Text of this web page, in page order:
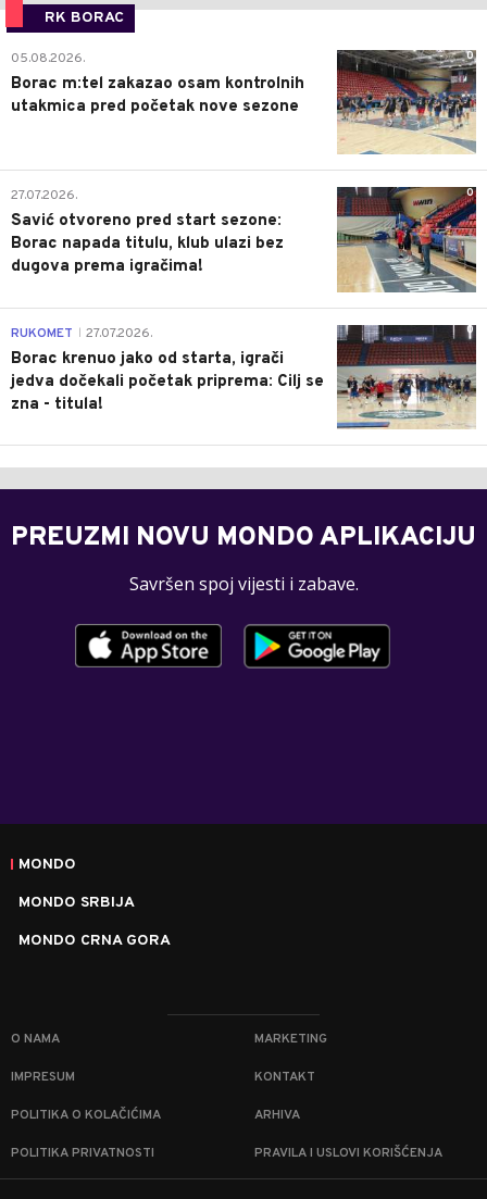
RK BORAC
0
05.08.2026.
Borac m:tel zakazao osam kontrolnih
utakmica pred početak nove sezone
0
27.07.2026.
Savić otvoreno pred start sezone:
Borac napada titulu, klub ulazi bez
dugova prema igračima!
0
RUKOMET 27.07.2026.
Borac krenuo jako od starta, igrači
jedva dočekali početak priprema: Cilj se
zna - titula!
PREUZMI NOVU MONDO APLIKACIJU
Savršen spoj vijesti i zabave.
MONDO
MONDO SRBIJA
MONDO CRNA GORA
O NAMA MARKETING
IMPRESUM KONTAKT
POLITIKA O KOLAČIĆIMA ARHIVA
POLITIKA PRIVATNOSTI PRAVILA I USLOVI KORIŠĆENJA